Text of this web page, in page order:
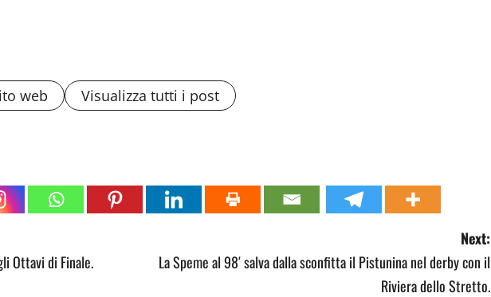
web Visualizza tutti i post
Ottavi di Finale.
Next:
La Speme al 98′ salva dalla sconfitta il Pistunina nel derby con il
Riviera dello Stretto.